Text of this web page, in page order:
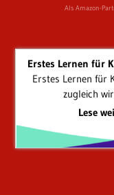
Als Amazon-
Erstes Lernen für
Erstes Lernen für
zugleich
Lese